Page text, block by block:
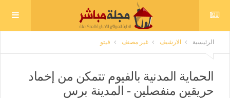
الرئيسية الارشيف غير مصنف فيتو
الحماية المدنية بالفيوم تتمكن من إخماد
حريقين منفصلين - المدينة برس